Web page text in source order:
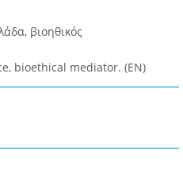
βιοηθικός
bioethical mediator. (EN)